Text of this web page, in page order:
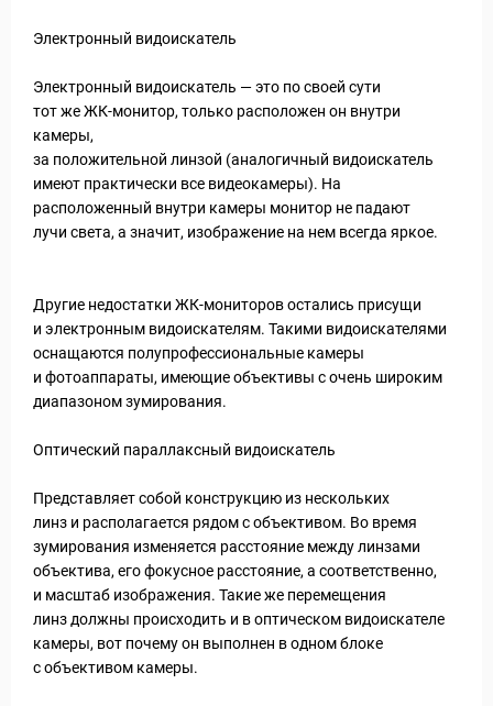
Электронный видоискатель
Электронный видоискатель — это по своей сути
тот же ЖК-монитор, только расположен он внутри
камеры,
за положительной линзой (аналогичный видоискатель
имеют практически все видеокамеры). На
расположенный внутри камеры монитор не падают
лучи света, а значит, изображение на нем всегда яркое.
Другие недостатки ЖК-мониторов остались присущи
и электронным видоискателям. Такими видоискателями
оснащаются полупрофессиональные камеры
и фотоаппараты, имеющие объективы с очень широким
диапазоном зумирования.
Оптический параллаксный видоискатель
Представляет собой конструкцию из нескольких
линз и располагается рядом с объективом. Во время
зумирования изменяется расстояние между линзами
объектива, его фокусное расстояние, а соответственно,
и масштаб изображения. Такие же перемещения
линз должны происходить и в оптическом видоискателе
камеры, вот почему он выполнен в одном блоке
с объективом камеры.